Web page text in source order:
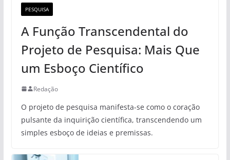
PESQUISA
A Função Transcendental do
Projeto de Pesquisa: Mais Que
um Esboço Científico
Redação
O projeto de pesquisa manifesta-se como o coração
pulsante da inquirição científica, transcendendo um
simples esboço de ideias e premissas.